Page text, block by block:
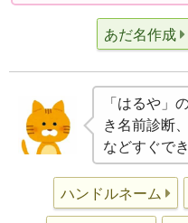
あだ名作成
「はるや」
き名前診断
などすぐで
ハンドルネーム